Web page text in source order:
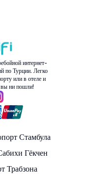
интернет-
по Турции. Легко
или в отеле и
вы ни пошли!
Стамбула
Гёкчен
Трабзона